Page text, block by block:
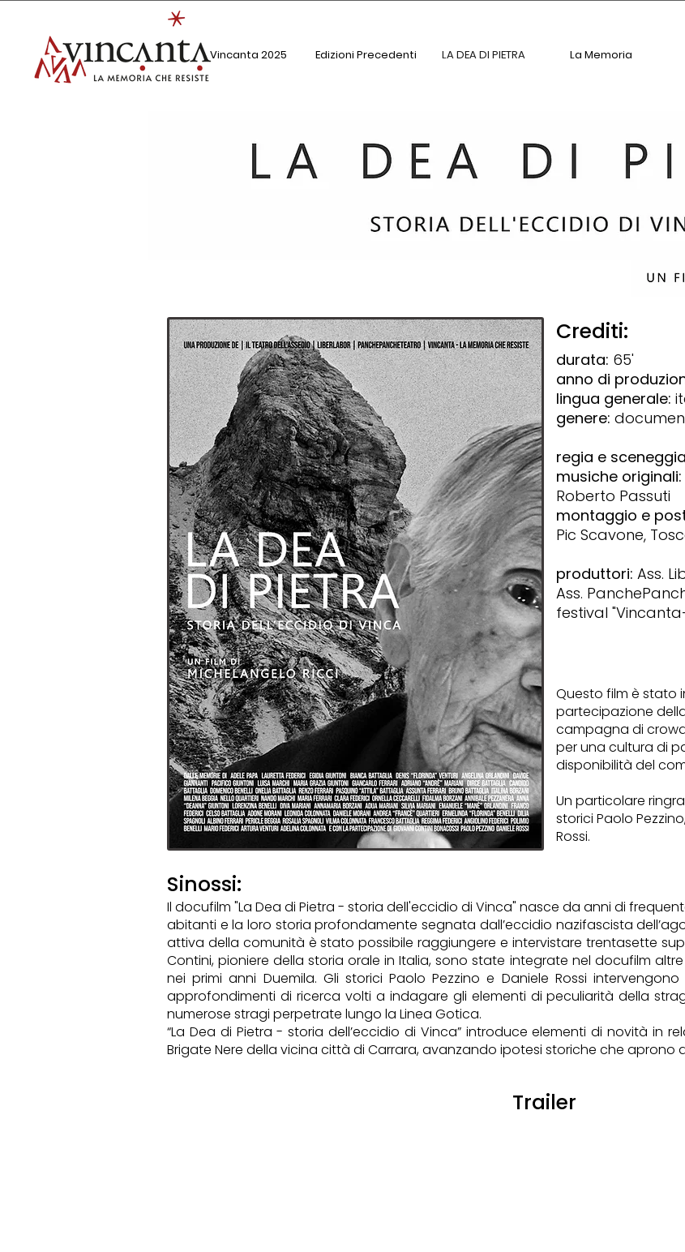
Vincanta 2025 Edizioni Precedenti LA DEA DI PIETRA La Memoria
Crediti:
durata: 65'
anno di
lingua generale:
genere:
regia e
musiche originali:
Roberto Passuti
montaggio e
Pic Scavone,
produttori: Ass.
Ass.
festival
Questo film è stato
partecipazione
campagna di
per una cultura di
disponibilità del
Un particolare
storici Paolo
Rossi.
Sinossi:
Il docufilm "La Dea di Pietra - storia dell'eccidio di Vinca" nasce da anni di
abitanti e la loro storia profondamente segnata dall’eccidio nazifascista
attiva della comunità è stato possibile raggiungere e intervistare trentasette
Contini, pioniere della storia orale in Italia, sono state integrate nel docufilm
nei primi anni Duemila. Gli storici Paolo Pezzino e Daniele Rossi
approfondimenti di ricerca volti a indagare gli elementi di peculiarità della
numerose stragi perpetrate lungo la Linea Gotica.
“La Dea di Pietra - storia dell’eccidio di Vinca” introduce elementi di novità in
Brigate Nere della vicina città di Carrara, avanzando ipotesi storiche che aprono
Trailer